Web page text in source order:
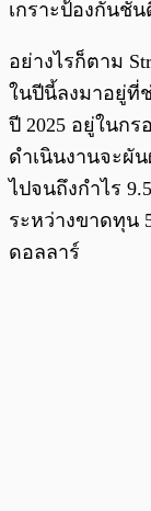
เกราะป้องกันชั้
อย่างไรก็ตาม
ในปีนี้ลงมาอยู่ที่ช่
ปี 2025 อยู่ในก
ดำเนินงานจะผั
ไปจนถึงกำไร
ระหว่างขาดทุน
ดอลลาร์